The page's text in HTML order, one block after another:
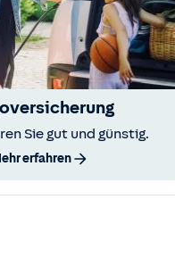
Sie gut und günstig.
erfahren